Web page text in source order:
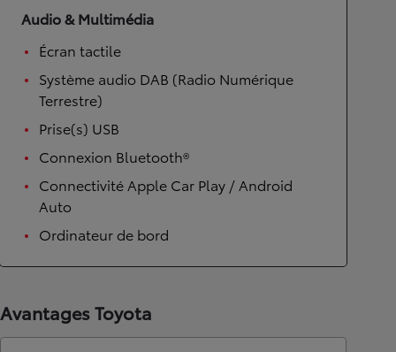
Audio & Multimédia
Écran tactile
Système audio DAB (Radio Numérique
Terrestre)
Prise(s) USB
Connexion Bluetooth®
Connectivité Apple Car Play / Android
Auto
Ordinateur de bord
Avantages Toyota